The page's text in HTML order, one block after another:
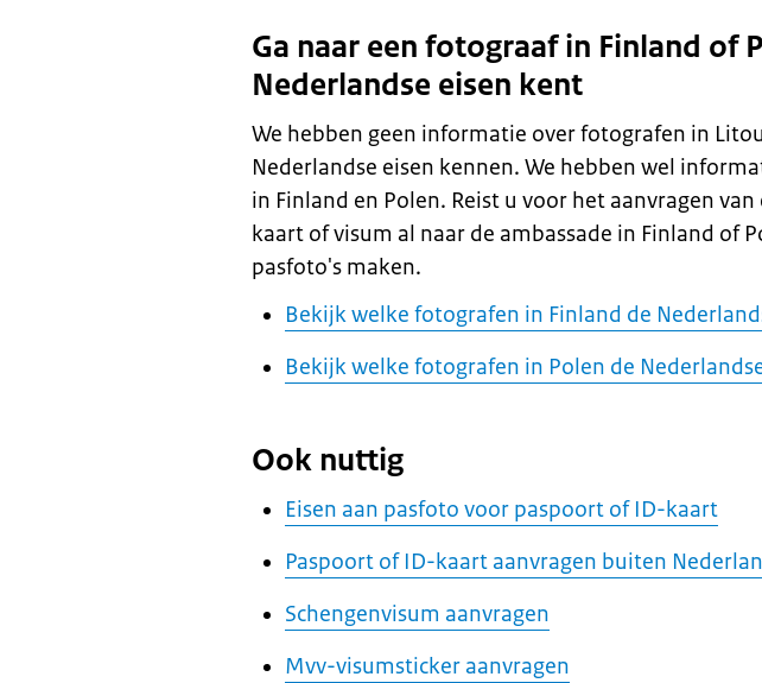
Ga naar een fotograaf in Finland of
Nederlandse eisen kent
We hebben geen informatie over fotografen in
Nederlandse eisen kennen. We hebben wel
in Finland en Polen. Reist u voor het aanvragen
kaart of visum al naar de ambassade in Finland of
pasfoto's maken.
Bekijk welke fotografen in Finland de
Bekijk welke fotografen in Polen de
Ook nuttig
Eisen aan pasfoto voor paspoort of ID-kaart
Paspoort of ID-kaart aanvragen buiten
Schengenvisum aanvragen
Mvv-visumsticker aanvragen